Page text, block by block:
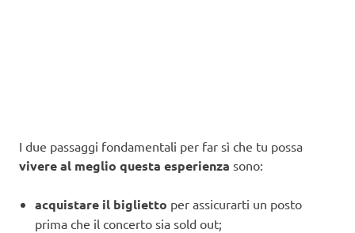
I due passaggi fondamentali per far sì che tu possa
vivere al meglio questa esperienza sono:
acquistare il biglietto per assicurarti un posto
prima che il concerto sia sold out;